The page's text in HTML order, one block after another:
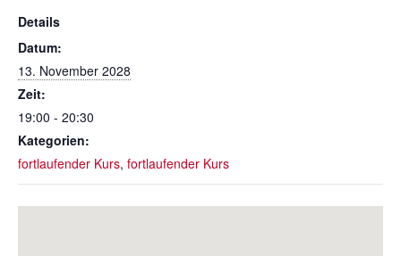
Details
Datum:
13. November 2028
Zeit:
19:00 - 20:30
Kategorien:
fortlaufender Kurs, fortlaufender Kurs